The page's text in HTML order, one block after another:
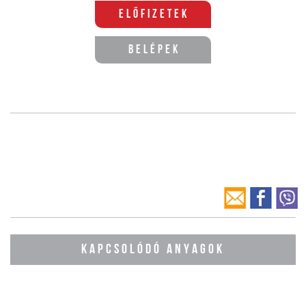
Előfizetek
Belépek
KAPCSOLÓDÓ ANYAGOK